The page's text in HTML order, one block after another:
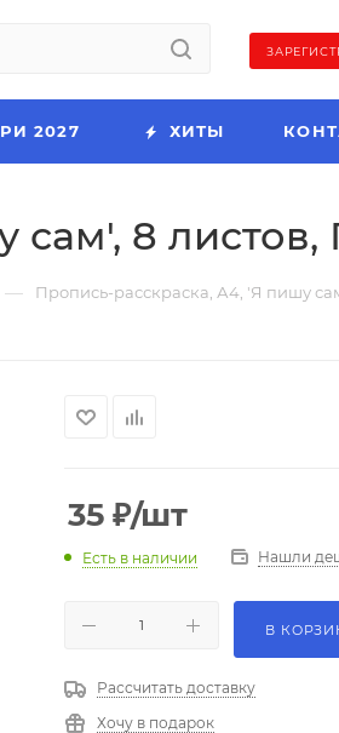
2027 ХИТЫ
8 листов,
— Пропись-расскраска, А4, 'Я пишу
35 ₽/шт
Есть в наличии Нашли
В
Рассчитать доставку
Хочу в подарок